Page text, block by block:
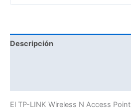
Descripción
El TP-LINK Wireless N Access